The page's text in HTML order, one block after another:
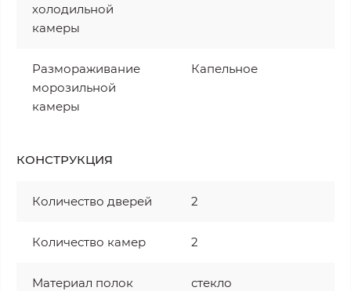
холодильной
камеры
Размораживание
морозильной
камеры
Капельное
КОНСТРУКЦИЯ
Количество дверей 2
Количество камер 2
Материал полок стекло